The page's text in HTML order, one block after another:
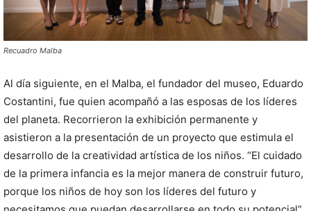
Recuadro Malba
Al día siguiente, en el Malba, el fundador del museo, Eduardo
Costantini, fue quien acompañó a las esposas de los líderes
del planeta. Recorrieron la exhibición permanente y
asistieron a la presentación de un proyecto que estimula el
desarrollo de la creatividad artística de los niños. “El cuidado
de la primera infancia es la mejor manera de construir futuro,
porque los niños de hoy son los líderes del futuro y